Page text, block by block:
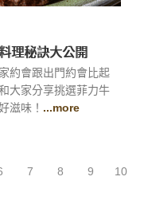
理秘訣大公開
約會跟出門約會比起
大家分享挑選菲力牛
滋味！ ...more
7 8 9 10